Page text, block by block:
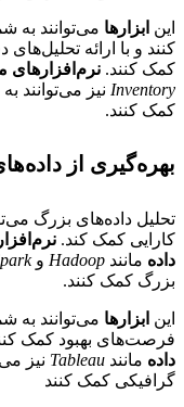
این ابزارها می‌توانند به
کنند و با ارائه
کمک کنند.
Inventory نیز می‌توانند
کمک کنند.
بهره‌گیری از
تحلیل داده‌های بزرگ
کارایی کمک کند.
داده مانند Hadoop و
بزرگ کمک کنند.
این ابزارها می‌توانند به
فرصت‌های بهبود کمک
داده مانند Tableau نیز
گرافیکی کمک کنند